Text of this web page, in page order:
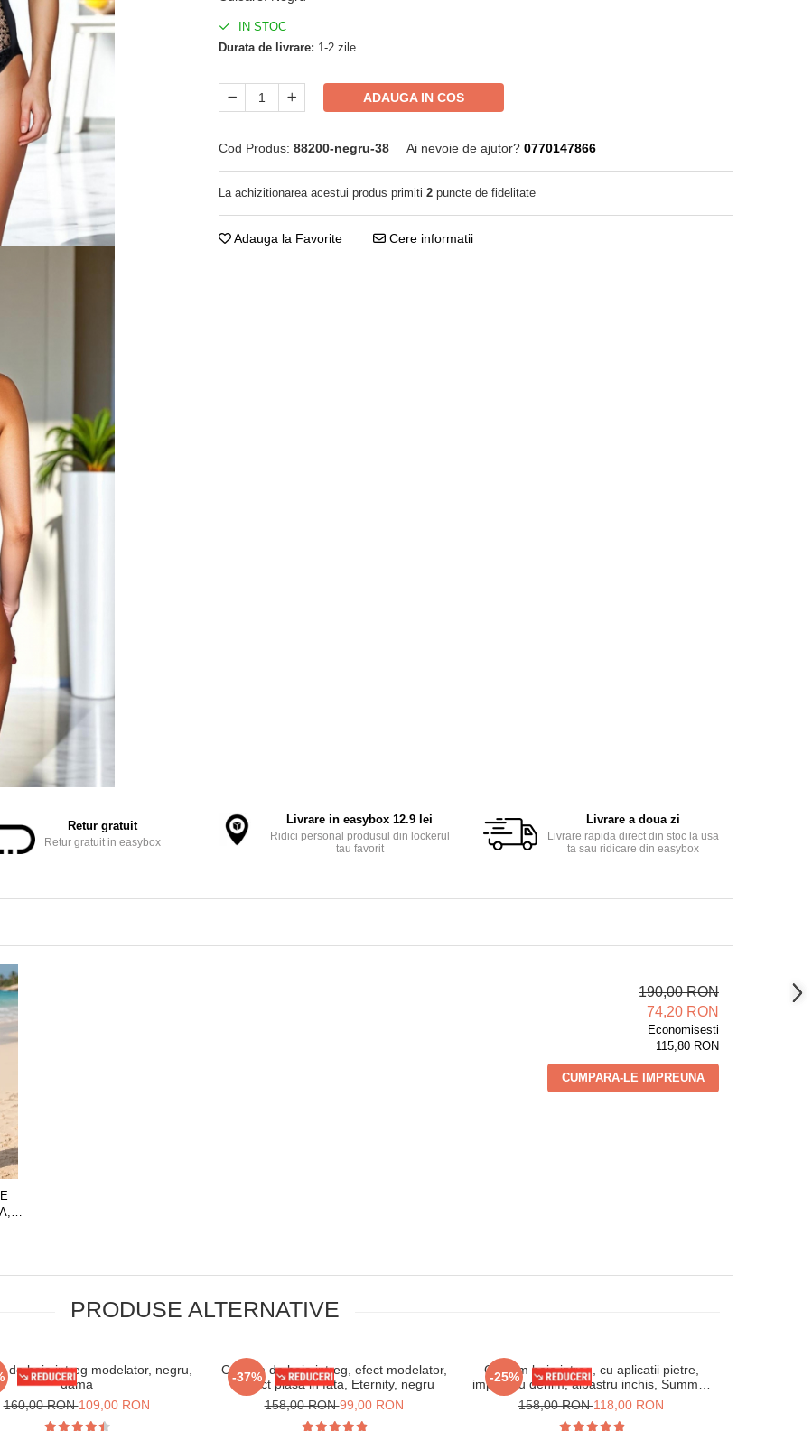
IN STOC
Durata de livrare: 1-2 zile
ADAUGA IN COS
Cod Produs: 88200-negru-38 Ai nevoie de ajutor? 0770147866
La achizitionarea acestui produs primiti 2 puncte de fidelitate
Adauga la Favorite Cere informatii
Retur gratuit
Retur gratuit in easybox
Livrare in easybox 12.9 lei
Ridici personal produsul din lockerul
tau favorit
Livrare a doua zi
Livrare rapida direct din stoc la usa
ta sau ridicare din easybox
190,00 RON
74,20 RON
Economisesti
115,80 RON
CUMPARA-LE IMPREUNA
PRODUSE ALTERNATIVE
de baie intreg modelator, negru,
dama
160,00 RON109,00 RON
-37%
Costum de baie intreg, efect modelator,
aspect plasa in fata, Eternity, negru
158,00 RON99,00 RON
-25%
Costum baie intreg, cu aplicatii pietre,
imprimeu denim, albastru inchis, Summer
Shine
158,00 RON118,00 RON